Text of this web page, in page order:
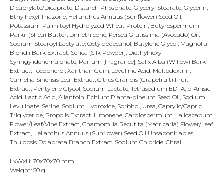
Dicaprylate/Dicaprate, Distarch Phosphate, Glyceryl Stearate, Glycerin,
Ethylhexyl Triazone, Helianthus Annuus (Sunflower) Seed Oil,
Potassium Palmitoyl Hydrolyzed Wheat Protein, Butyrospermum
Parkii (Shea) Butter, Dimethicone, Persea Gratissima (Avocado) Oil,
Sodium Stearoyl Lactylate, Octyldodecanol, Butylene Glycol, Magnolia
Biondii Bark Extract, Serica [Silk Powder], Diethylhexyl
Syringylidenemalonate, Parfum [Fragrance], Salix Alba (Willow) Bark
Extract, Tocopherol, Xanthan Gum, Levulinic Acid, Maltodextrin,
Camellia Sinensis Leaf Extract, Citrus Grandis (Grapefruit) Fruit
Extract, Pentylene Glycol, Sodium Lactate, Tetrasodium EDTA, p-Anisic
Acid, Lactic Acid, Allantoin, Echium Planta-gineum Seed Oil, Sodium
Levulinate, Serine, Sodium Hydroxide, Sorbitol, Urea, Caprylic/Capric
Triglyceride, Propolis Extract, Limonene, Cardiospermum Halicacabum
Flower/Leaf/Vine Extract, Chamomilla Recutita (Matricaria) Flower/Leaf
Extract, Helianthus Annuus (Sunflower) Seed Oil Unsaponifiables,
Thujopsis Dolabrata Branch Extract, Sodium Chloride, Citral
LxWxH: 70x70x70 mm
Weight: 50 g